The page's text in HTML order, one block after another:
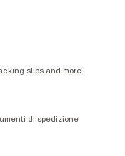
slips and more
di spedizione